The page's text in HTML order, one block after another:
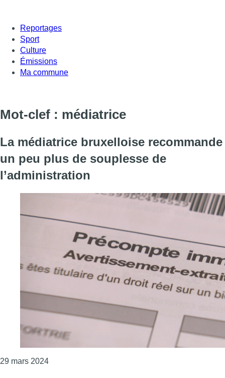
Reportages
Sport
Culture
Émissions
Ma commune
Mot-clef : médiatrice
La médiatrice bruxelloise recommande
un peu plus de souplesse de
l’administration
29 mars 2024Consulter l'article "La médiatrice bruxelloise